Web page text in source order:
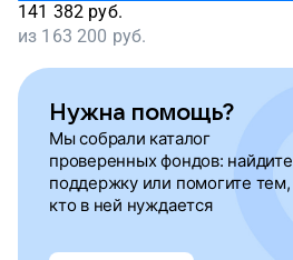
141 382 руб.
из 163 200 руб.
Нужна помощь?
Мы собрали каталог
проверенных фондов: найдите
поддержку или помогите тем,
кто в ней нуждается